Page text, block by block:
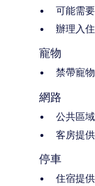
可能需
辦理入
寵物
禁帶寵物
網路
公共區
客房提
停車
住宿提